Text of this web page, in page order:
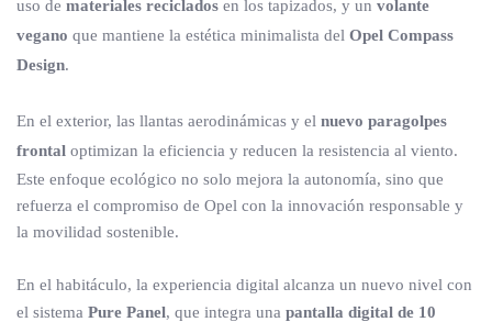
uso de materiales reciclados en los tapizados, y un volante
vegano que mantiene la estética minimalista del Opel Compass
Design.
En el exterior, las llantas aerodinámicas y el nuevo paragolpes
frontal optimizan la eficiencia y reducen la resistencia al viento.
Este enfoque ecológico no solo mejora la autonomía, sino que
refuerza el compromiso de Opel con la innovación responsable y
la movilidad sostenible.
En el habitáculo, la experiencia digital alcanza un nuevo nivel con
el sistema Pure Panel, que integra una pantalla digital de 10